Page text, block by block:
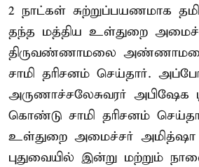
2 நாட்கள் சுற்றுப்பயணமாக
தந்த மத்திய உள்துறை
திருவண்ணாமலை
சாமி தரிசனம் செய்தார்.
அருணாச்சலேசுவரர் அபிஷேக
கொண்டு சாமி தரிசனம்
உள்துறை அமைச்சர் அமித்ஷா
புதுவையில் இன்று மற்றும்